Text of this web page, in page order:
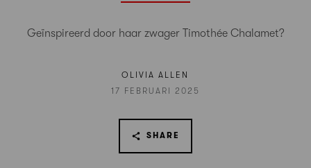
Geïnspireerd door haar zwager Timothée Chalamet?
OLIVIA ALLEN
17 FEBRUARI 2025
SHARE